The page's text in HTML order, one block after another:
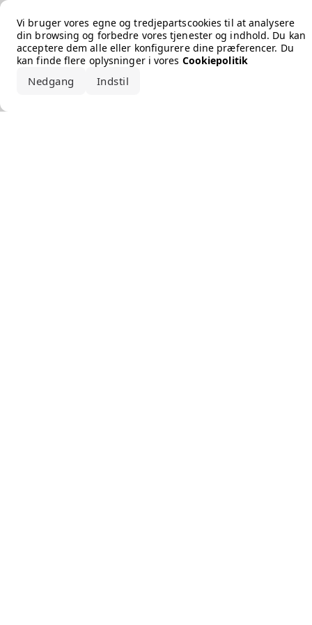
Vi bruger vores egne og tredjepartscookies til at analysere
din browsing og forbedre vores tjenester og indhold. Du kan
acceptere dem alle eller konfigurere dine præferencer. Du
kan finde flere oplysninger i vores Cookiepolitik
Nedgang Indstil
Error loading the brand